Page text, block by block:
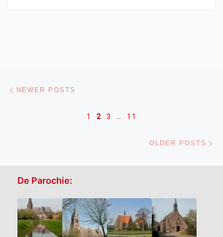
Posts navigation
NEWER POSTS
1 2 3 11
OLDER POSTS
De Parochie: